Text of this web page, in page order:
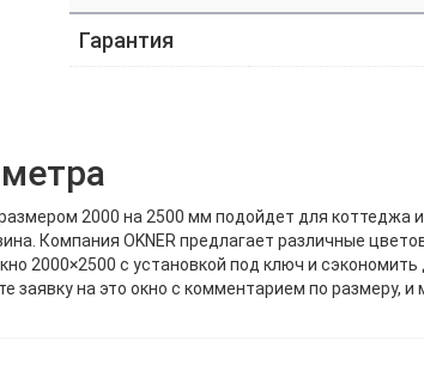
Гарантия
2000 на 2500 мм подойдет для коттеджа
Компания OKNER предлагает различные
2000×2500 с установкой под ключ и сэкономить
заявку на это окно с комментарием по размеру,